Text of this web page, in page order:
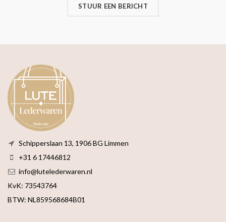
STUUR EEN BERICHT
Schipperslaan 13, 1906 BG Limmen
+31 6 17446812
info@lutelederwaren.nl
KvK: 73543764
BTW: NL859568684B01